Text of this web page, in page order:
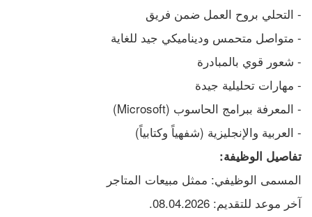
- التحلي بروح العمل ضمن فريق
- متواصل متحمس وديناميكي جيد للغاية
- شعور قوي بالمبادرة
- مهارات تحليلية جيدة
- المعرفة ببرامج الحاسوب (Microsoft)
- العربية والإنجليزية (شفهياً وكتابياً)
تفاصيل الوظيفة:
المسمى الوظيفي: ممثل مبيعات المتاجر
آخر موعد للتقديم: 08.04.2026.